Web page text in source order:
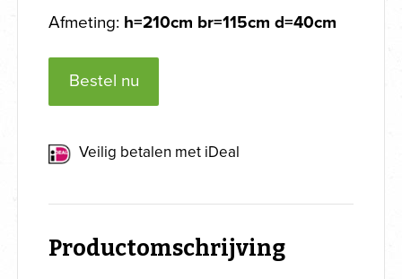
Afmeting: h=210cm br=115cm d=40cm
Bestel nu
Veilig betalen met iDeal
Productomschrijving